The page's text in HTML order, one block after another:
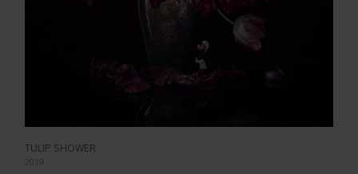
TULIP SHOWER
2019